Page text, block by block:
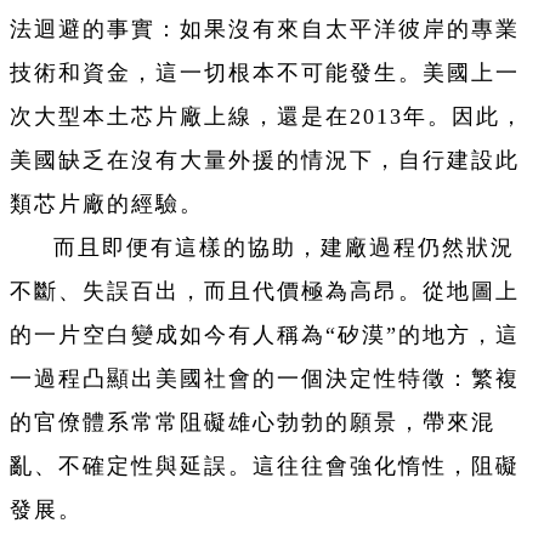
法迴避的事實：如果沒有來自太平洋彼岸的專業
技術和資金，這一切根本不可能發生。美國上一
次大型本土芯片廠上線，還是在2013年。因此，
美國缺乏在沒有大量外援的情況下，自行建設此
類芯片廠的經驗。
而且即便有這樣的協助，建廠過程仍然狀況
不斷、失誤百出，而且代價極為高昂。從地圖上
的一片空白變成如今有人稱為“矽漠”的地方，這
一過程凸顯出美國社會的一個決定性特徵：繁複
的官僚體系常常阻礙雄心勃勃的願景，帶來混
亂、不確定性與延誤。這往往會強化惰性，阻礙
發展。